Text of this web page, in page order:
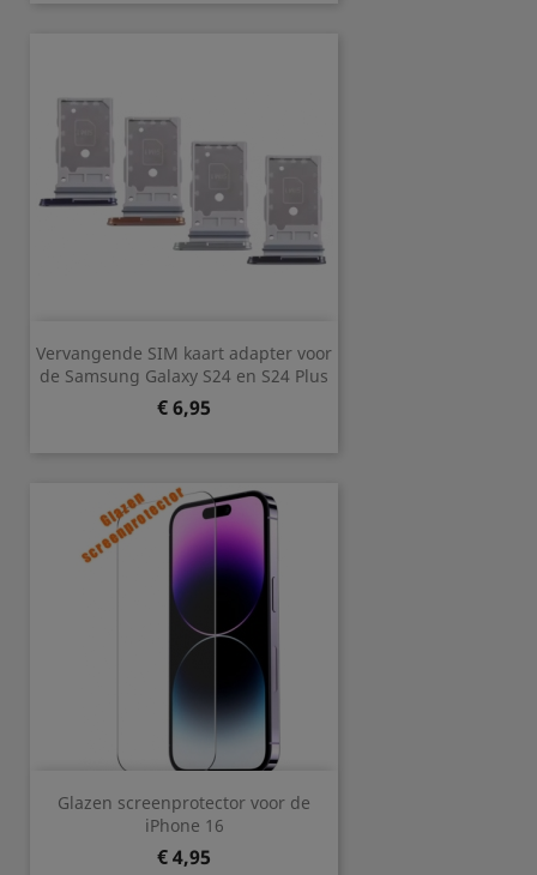
Vervangende SIM kaart adapter voor
de Samsung Galaxy S24 en S24 Plus
Prijs
€ 6,95
Glazen screenprotector voor de
iPhone 16
Prijs
€ 4,95